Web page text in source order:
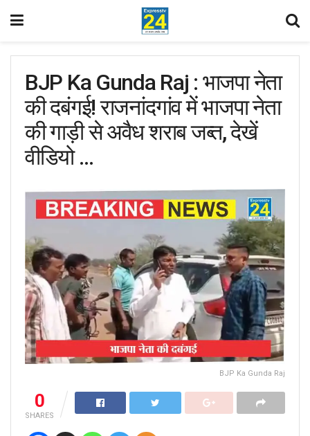
BJP Ka Gunda Raj : भाजपा नेता
की दबंगई! राजनांदगांव में भाजपा नेता
की गाड़ी से अवैध शराब जब्त, देखें
वीडियो …
BJP Ka Gunda Raj
0
SHARES